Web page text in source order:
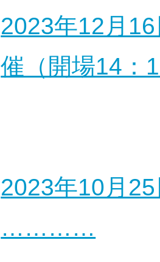
2023年12月
催（開場14：
2023年10月
…………